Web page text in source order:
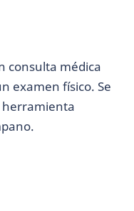
consulta médica
examen físico. Se
herramienta